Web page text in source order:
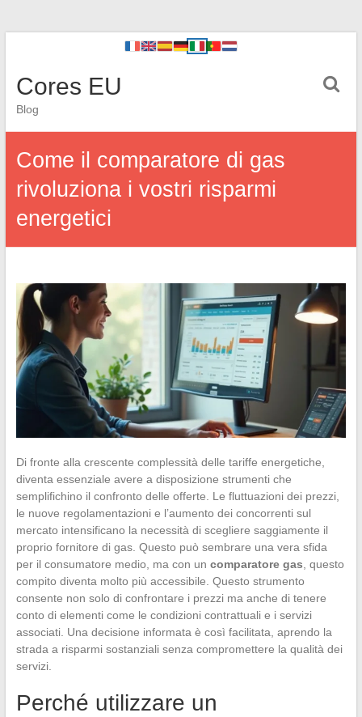
Cores EU
Blog
Come il comparatore di gas
rivoluziona i vostri risparmi
energetici
Di fronte alla crescente complessità delle tariffe energetiche,
diventa essenziale avere a disposizione strumenti che
semplifichino il confronto delle offerte. Le fluttuazioni dei prezzi,
le nuove regolamentazioni e l’aumento dei concorrenti sul
mercato intensificano la necessità di scegliere saggiamente il
proprio fornitore di gas. Questo può sembrare una vera sfida
per il consumatore medio, ma con un comparatore gas , questo
compito diventa molto più accessibile. Questo strumento
consente non solo di confrontare i prezzi ma anche di tenere
conto di elementi come le condizioni contrattuali e i servizi
associati. Una decisione informata è così facilitata, aprendo la
strada a risparmi sostanziali senza compromettere la qualità dei
servizi.
Perché utilizzare un